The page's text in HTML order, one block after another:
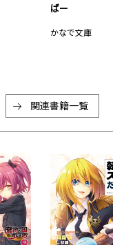
ばー
かなで文庫
関連書籍一覧